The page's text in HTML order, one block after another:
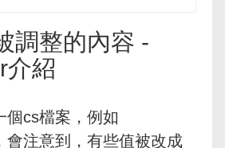
調整的內容 -
介紹
個cs檔案，例如
會注意到，有些值被改成